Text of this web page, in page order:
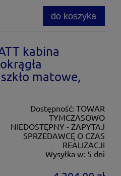
do koszyka
kabina
matowe,
Dostępność: TOWAR
TYMCZASOWO
NIEDOSTĘPNY - ZAPYTAJ
SPRZEDAWCĘ O CZAS
REALIZACJI
Wysyłka w: 5 dni